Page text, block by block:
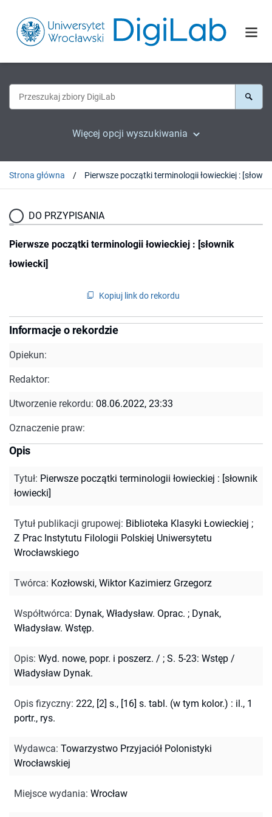
Więcej opcji wyszukiwania
Strona główna
DO PRZYPISANIA
Pierwsze początki terminologii łowieckiej : [słownik
łowiecki]
Kopiuj link do rekordu
Informacje o rekordzie
Opiekun:
Redaktor:
Utworzenie rekordu: 08.06.2022, 23:33
Oznaczenie praw:
Opis
Tytuł: Pierwsze początki terminologii łowieckiej : [słownik
łowiecki]
Tytuł publikacji grupowej: Biblioteka Klasyki Łowieckiej ;
Z Prac Instytutu Filologii Polskiej Uniwersytetu
Wrocławskiego
Twórca: Kozłowski, Wiktor Kazimierz Grzegorz
Współtwórca: Dynak, Władysław. Oprac. ; Dynak,
Władysław. Wstęp.
Opis: Wyd. nowe, popr. i poszerz. / ; S. 5-23: Wstęp /
Władysław Dynak.
Opis fizyczny: 222, [2] s., [16] s. tabl. (w tym kolor.) : il., 1
portr., rys.
Wydawca: Towarzystwo Przyjaciół Polonistyki
Wrocławskiej
Miejsce wydania: Wrocław